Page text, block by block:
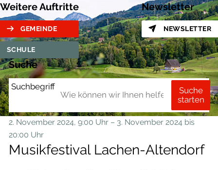
Weitere Auftritte
GEMEINDE
SCHULE
Newsletter
NEWSLETTER
Suche
Suchbegriff
Suche
starten
Musikfestival Lachen-Altendorf
2. November 2024, 9:00 Uhr – 3. November 2024bis
20:00 Uhr